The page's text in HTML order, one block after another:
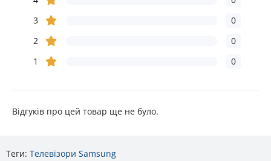
3
0
2
0
1
0
Відгуків про цей товар ще не було.
Теги: Телевізори Samsung